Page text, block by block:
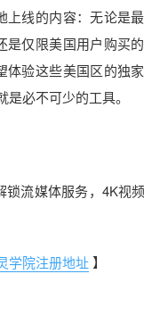
线的内容：无论是最
是仅限美国用户购买
体验这些美国区的独
必不可少的工具。
锁流媒体服务，4K视
学院注册地址】